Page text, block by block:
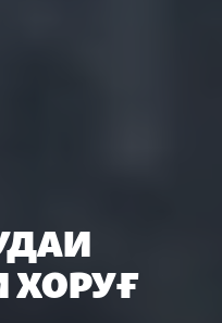
ХОРУҒ